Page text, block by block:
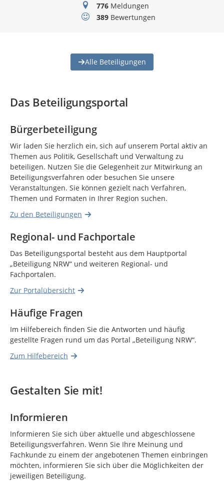
Meldungen
776Meldungen
Bewertungen
389Bewertungen
Alle Beteiligungen
Das Beteiligungsportal
Bürgerbeteiligung
Wir laden Sie herzlich ein, sich auf unserem Portal aktiv an
Themen aus Politik, Gesellschaft und Verwaltung zu
beteiligen. Nutzen Sie die Gelegenheit zur Mitwirkung an
Beteiligungsverfahren oder besuchen Sie unsere
Veranstaltungen. Sie können gezielt nach Verfahren,
Themen und Formaten in Ihrer Region suchen.
Zu den Beteiligungen
Regional- und Fachportale
Das Beteiligungsportal besteht aus dem Hauptportal
„Beteiligung NRW“ und weiteren Regional- und
Fachportalen.
Zur Portalübersicht
Häufige Fragen
Im Hilfebereich finden Sie die Antworten und häufig
gestellte Fragen rund um das Portal „Beteiligung NRW“.
Zum Hilfebereich
Gestalten Sie mit!
Informieren
Informieren Sie sich über aktuelle und abgeschlossene
Beteiligungsverfahren. Wenn Sie Ihre Meinung und
Fachkunde zu einem der angebotenen Themen einbringen
möchten, informieren Sie sich über die Möglichkeiten der
jeweiligen Beteiligung.